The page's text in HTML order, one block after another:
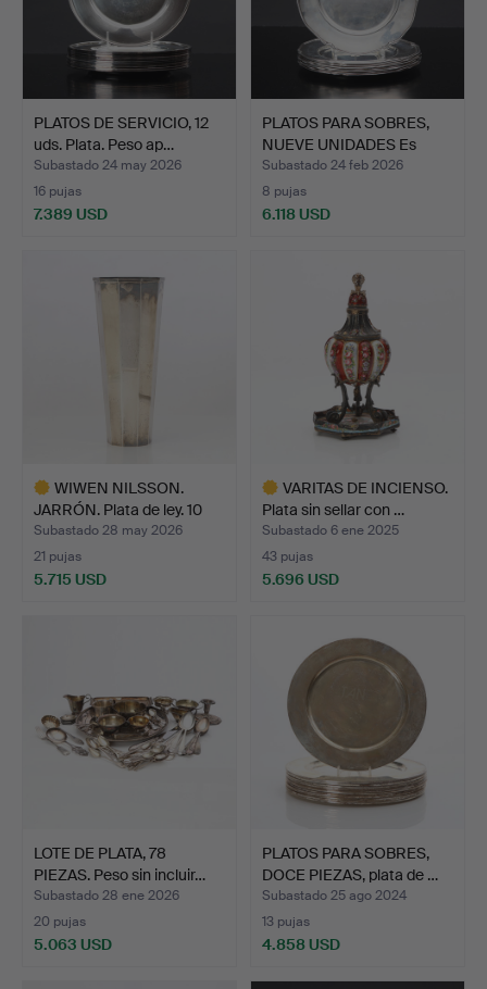
PLATOS DE SERVICIO, 12
uds. Plata. Peso ap…
Subastado 24 may 2026
16 pujas
7.389 USD
PLATOS PARA SOBRES,
NUEVE UNIDADES Es
plat…
Subastado 24 feb 2026
8 pujas
6.118 USD
WIWEN NILSSON.
JARRÓN. Plata de ley. 10
la…
Subastado 28 may 2026
21 pujas
5.715 USD
VARITAS DE INCIENSO.
Plata sin sellar con …
Subastado 6 ene 2025
43 pujas
5.696 USD
LOTE DE PLATA, 78
PIEZAS. Peso sin incluir…
Subastado 28 ene 2026
20 pujas
5.063 USD
PLATOS PARA SOBRES,
DOCE PIEZAS, plata de …
Subastado 25 ago 2024
13 pujas
4.858 USD